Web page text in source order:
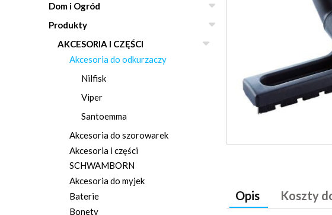
Dom i Ogród
Produkty
AKCESORIA I CZĘŚCI
Akcesoria do odkurzaczy
Nilfisk
Viper
Santoemma
Akcesoria do szorowarek
Akcesoria i części
SCHWAMBORN
Akcesoria do myjek
Baterie
Bonety
Opis Koszty